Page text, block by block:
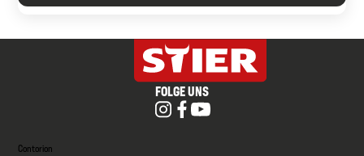
FOLGE UNS
Contorion